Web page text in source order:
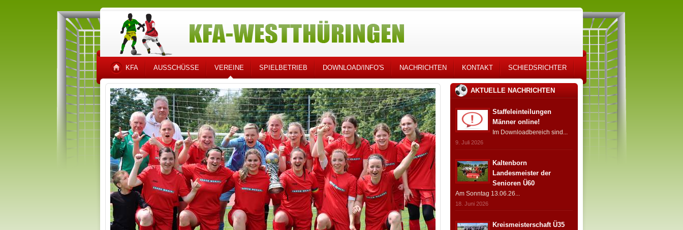
KFA AUSSCHÜSSE VEREINE SPIELBETRIEB DOWNLOAD/INFO'S NACHRICHTEN KONTAKT SCHIEDSRICHTER
AKTUELLE NACHRICHTEN
Staffeleinteilungen
Männer online!
Im Downloadbereich sind...
9. Juli 2026
Kaltenborn
Landesmeister der
Senioren Ü60
Am Sonntag 13.06.26...
18. Juni 2026
Kreismeisterschaft Ü35